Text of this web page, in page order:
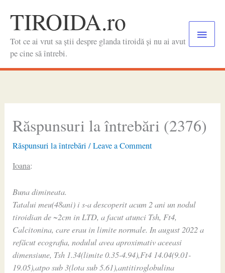
contentTIROIDA.ro
Tot ce ai vrut sa știi despre glanda tiroidă și nu ai avut
pe cine să întrebi.
Main
Răspunsuri la întrebări (2376)
Răspunsuri la întrebări /Leave a Comment
Ioana:
Buna dimineata.
Tatalui meu(48ani) i s-a descoperit acum 2 ani un nodul
tiroidian de ~2cm in LTD, a facut atunci Tsh, Ft4,
Calcitonina, care erau in limite normale. In august 2022 a
refăcut ecografia, nodulul avea aproximativ aceeasi
dimensiune, Tsh 1.34(limite 0.35-4.94),Ft4 14.04(9.01-
19.05),atpo sub 3(lota sub 5.61),antitiroglobulina